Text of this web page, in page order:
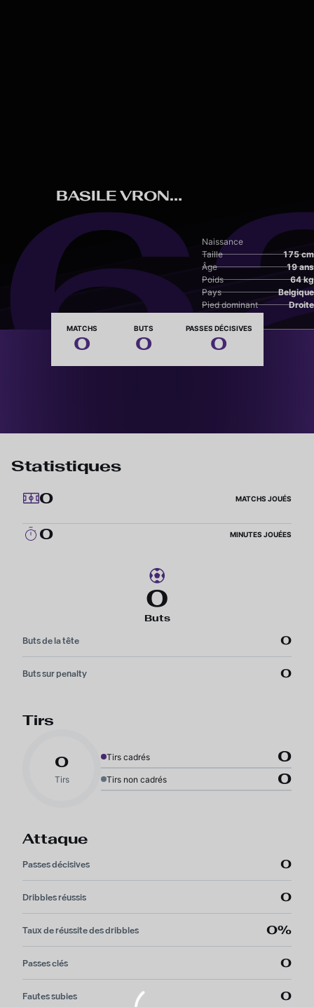
BASILE VRONINKS
Taille 175 cm
Poids 64 kg
Pied dominant Droite
Naissance
Âge 19 ans
Pays Belgique
MATCHS
0
BUTS
0
PASSES DÉCISIVES
0
Statistiques
0
MATCHS JOUÉS
0 MINUTES JOUÉES
0
Buts
Buts de la tête 0
Buts sur penalty 0
Tirs
0
Tirs
Tirs cadrés 0
Tirs non cadrés 0
Attaque
Passes décisives 0
Dribbles réussis 0
Taux de réussite des dribbles 0%
Passes clés 0
Fautes subies 0